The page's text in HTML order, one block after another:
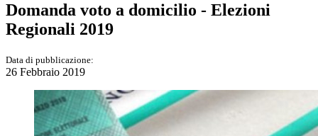
Domanda voto a domicilio - Elezioni
Regionali 2019
Data di pubblicazione:
26 Febbraio 2019